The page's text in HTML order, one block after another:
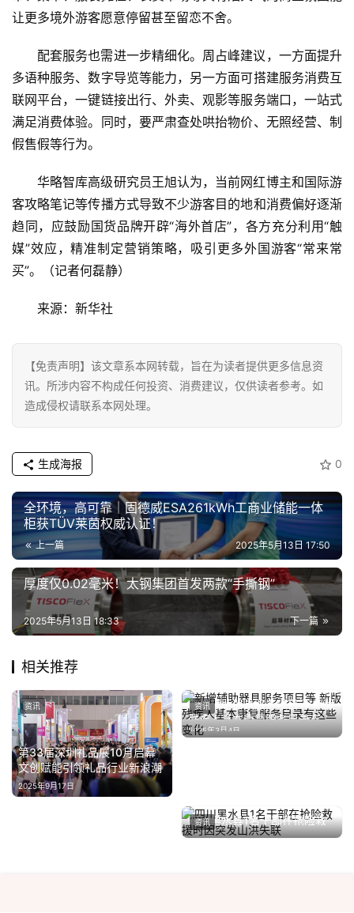
让更多境外游客愿意停留甚至留恋不舍。
配套服务也需进一步精细化。周占峰建议，一方面提升
多语种服务、数字导览等能力，另一方面可搭建服务消费互
联网平台，一键链接出行、外卖、观影等服务端口，一站式
满足消费体验。同时，要严肃查处哄抬物价、无照经营、制
假售假等行为。
华略智库高级研究员王旭认为，当前网红博主和国际游
客攻略笔记等传播方式导致不少游客目的地和消费偏好逐渐
趋同，应鼓励国货品牌开辟“海外首店”，各方充分利用“触
媒”效应，精准制定营销策略，吸引更多外国游客“常来常
买”。（记者何磊静）
来源：新华社
【免责声明】该文章系本网转载，旨在为读者提供更多信息资
讯。所涉内容不构成任何投资、消费建议，仅供读者参考。如
造成侵权请联系本网处理。
0
生成海报
全环境，高可靠｜固德威ESA261kWh工商业储能一体
柜获TÜV莱茵权威认证！
上一篇 2025年5月13日 17:50
厚度仅0.02毫米！太钢集团首发两款“手撕钢”
下一篇
2025年5月13日 18:33
相关推荐
第33届深圳礼品展10月启幕
文创赋能引领礼品行业新浪潮
2025年9月17日
资讯
新增辅助器具服务项目等 新版
残疾人基本康复服务目录有这
些变化
2025年3月4日
资讯
四川黑水县1名干部在抢险救
援时因突发山洪失联
2024年7月25日
资讯